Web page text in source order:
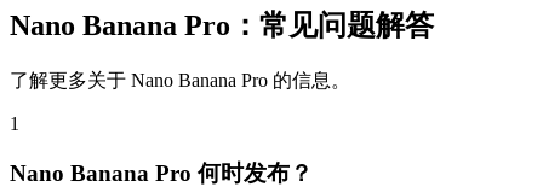
Nano Banana Pro：常见问题解答
了解更多关于 Nano Banana Pro 的信息。
1
Nano Banana Pro 何时发布？